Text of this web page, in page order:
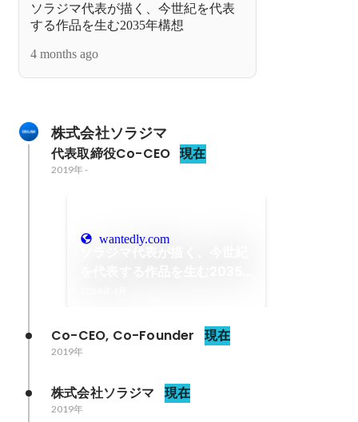
ソラジマ代表が描く、今世紀を代表
する作品を生む2035年構想
4 months ago
株式会社ソラジマ
代表取締役Co-CEO 現在
2019年-
wantedly.com
Co-CEO, Co-Founder 現在
2019年
株式会社ソラジマ 現在
2019年